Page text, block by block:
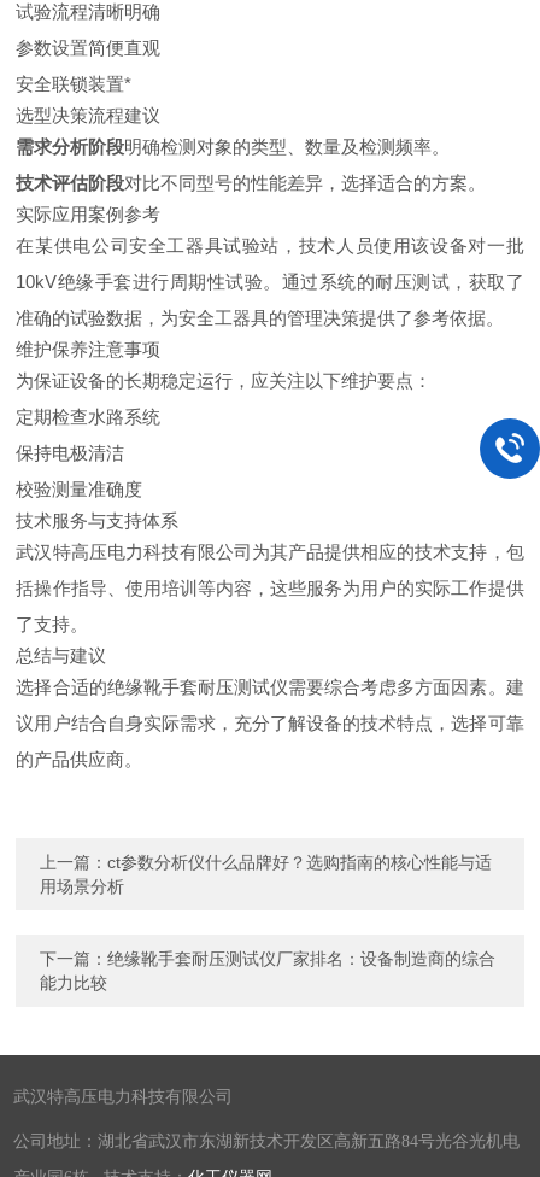
试验流程清晰明确
参数设置简便直观
安全联锁装置*
选型决策流程建议
需求分析阶段明确检测对象的类型、数量及检测频率。
技术评估阶段对比不同型号的性能差异，选择适合的方案。
实际应用案例参考
在某供电公司安全工器具试验站，技术人员使用该设备对一批
10kV绝缘手套进行周期性试验。通过系统的耐压测试，获取了
准确的试验数据，为安全工器具的管理决策提供了参考依据。
维护保养注意事项
为保证设备的长期稳定运行，应关注以下维护要点：
定期检查水路系统
保持电极清洁
校验测量准确度
技术服务与支持体系
武汉特高压电力科技有限公司为其产品提供相应的技术支持，包
括操作指导、使用培训等内容，这些服务为用户的实际工作提供
了支持。
总结与建议
选择合适的绝缘靴手套耐压测试仪需要综合考虑多方面因素。建
议用户结合自身实际需求，充分了解设备的技术特点，选择可靠
的产品供应商。
上一篇：ct参数分析仪什么品牌好？选购指南的核心性能与适
用场景分析
下一篇：绝缘靴手套耐压测试仪厂家排名：设备制造商的综合
能力比较
武汉特高压电力科技有限公司
公司地址：湖北省武汉市东湖新技术开发区高新五路84号光谷光机电